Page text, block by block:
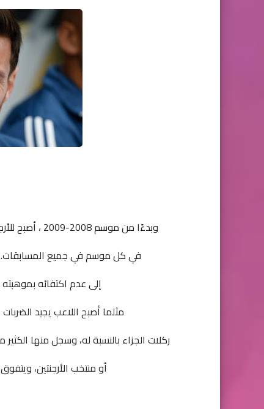
وبدءًا من موسم 2008-2009 ، أصبح للأرجنتيني مستوى مختلف تمامًا ، فقد سجل 30 هدفًا على الأقل
في كل موسم في جميع
إلى عدم اكتفائه
مثلما أصبح اللاعب يجيد
ركلات الجزاء بالنسبة له، وسجل منها
أو منتخب الأرجنتين،